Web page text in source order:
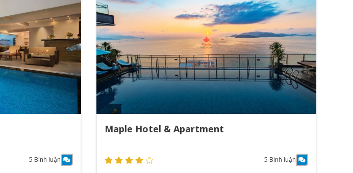
5 Bình luận
Maple Hotel & Apartment
5 Bình luận